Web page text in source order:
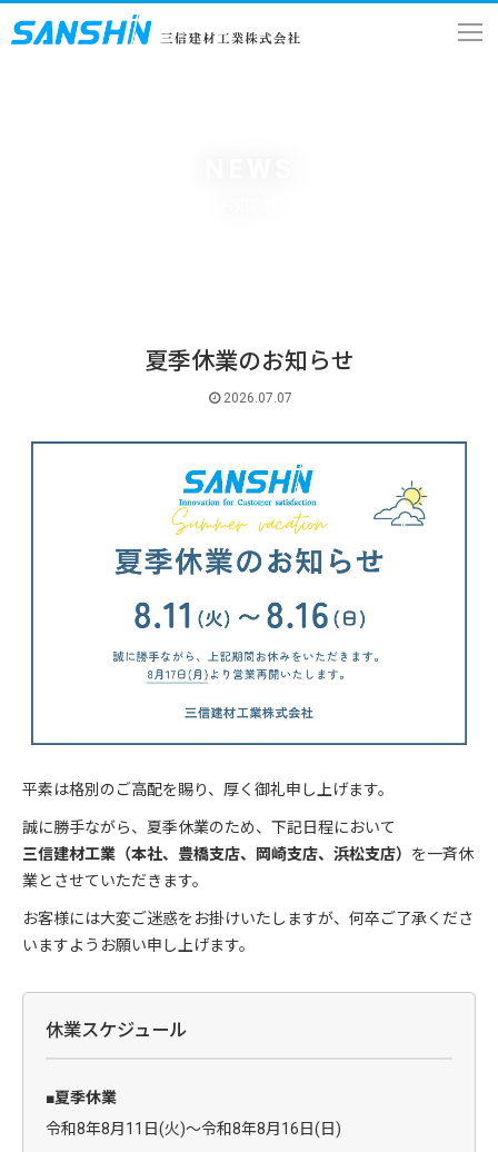
夏季休業のお知らせ
2026.07.07
平素は格別のご高配を賜り、厚く御礼申し上げます。
誠に勝手ながら、夏季休業のため、下記日程において
三信建材工業（本社、豊橋支店、岡崎支店、浜松支店） を一斉休
業とさせていただきます。
お客様には大変ご迷惑をお掛けいたしますが、何卒ご了承くださ
いますようお願い申し上げます。
休業スケジュール
■夏季休業
令和8年8月11日(火)～令和8年8月16日(日)